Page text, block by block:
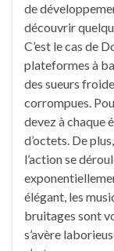
de
découvrir
C’est le cas de
plateformes à
des sueurs
corrompues.
devez à chaque
d’octets. De
l’action se
élégant, les
bruitages sont
s’avère